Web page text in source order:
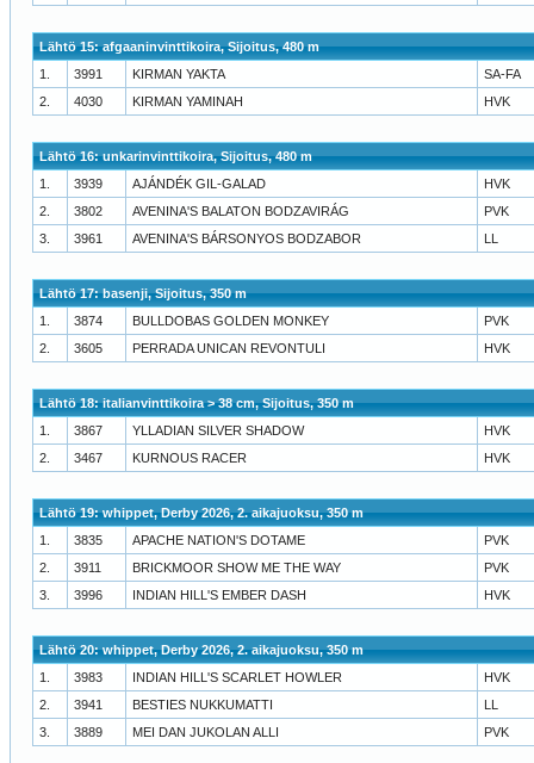
Lähtö 15: afgaaninvinttikoira, Sijoitus, 480 m
1.
3991 KIRMAN YAKTA
SA-FA
2.
4030 KIRMAN YAMINAH HVK
Lähtö 16: unkarinvinttikoira, Sijoitus, 480 m
1.
3939 AJÁNDÉK GIL-GALAD
HVK
2.
3802 AVENINA'S BALATON BODZAVIRÁG
PVK
3.
3961 AVENINA'S BÁRSONYOS BODZABOR LL
Lähtö 17: basenji, Sijoitus, 350 m
1.
3874 BULLDOBAS GOLDEN MONKEY
PVK
2.
3605 PERRADA UNICAN REVONTULI HVK
Lähtö 18: italianvinttikoira > 38 cm, Sijoitus, 350 m
1.
3867 YLLADIAN SILVER SHADOW
HVK
2.
3467 KURNOUS RACER HVK
Lähtö 19: whippet, Derby 2026, 2. aikajuoksu, 350 m
1.
3835 APACHE NATION'S DOTAME
PVK
2.
3911 BRICKMOOR SHOW ME THE WAY
PVK
3.
3996 INDIAN HILL'S EMBER DASH HVK
Lähtö 20: whippet, Derby 2026, 2. aikajuoksu, 350 m
1.
3983 INDIAN HILL'S SCARLET HOWLER
HVK
2.
3941 BESTIES NUKKUMATTI
LL
3.
3889 MEI DAN JUKOLAN ALLI PVK